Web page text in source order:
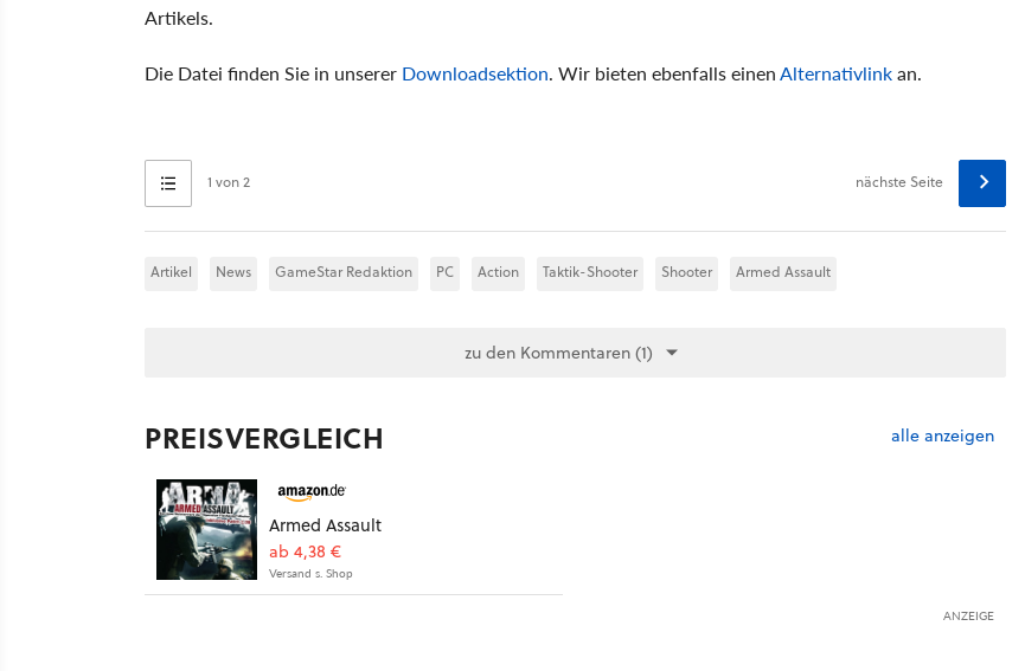
Artikels.
Die Datei finden Sie in unserer Downloadsektion. Wir bieten ebenfalls einenAlternativlinkan.
1 von 2 nächste Seite
Artikel News GameStar Redaktion PC Action Taktik-Shooter Shooter Armed Assault
zu den Kommentaren (1)
PREISVERGLEICH alle anzeigen
Armed Assault
ab 4,38 €
Versand s. Shop
ANZEIGE